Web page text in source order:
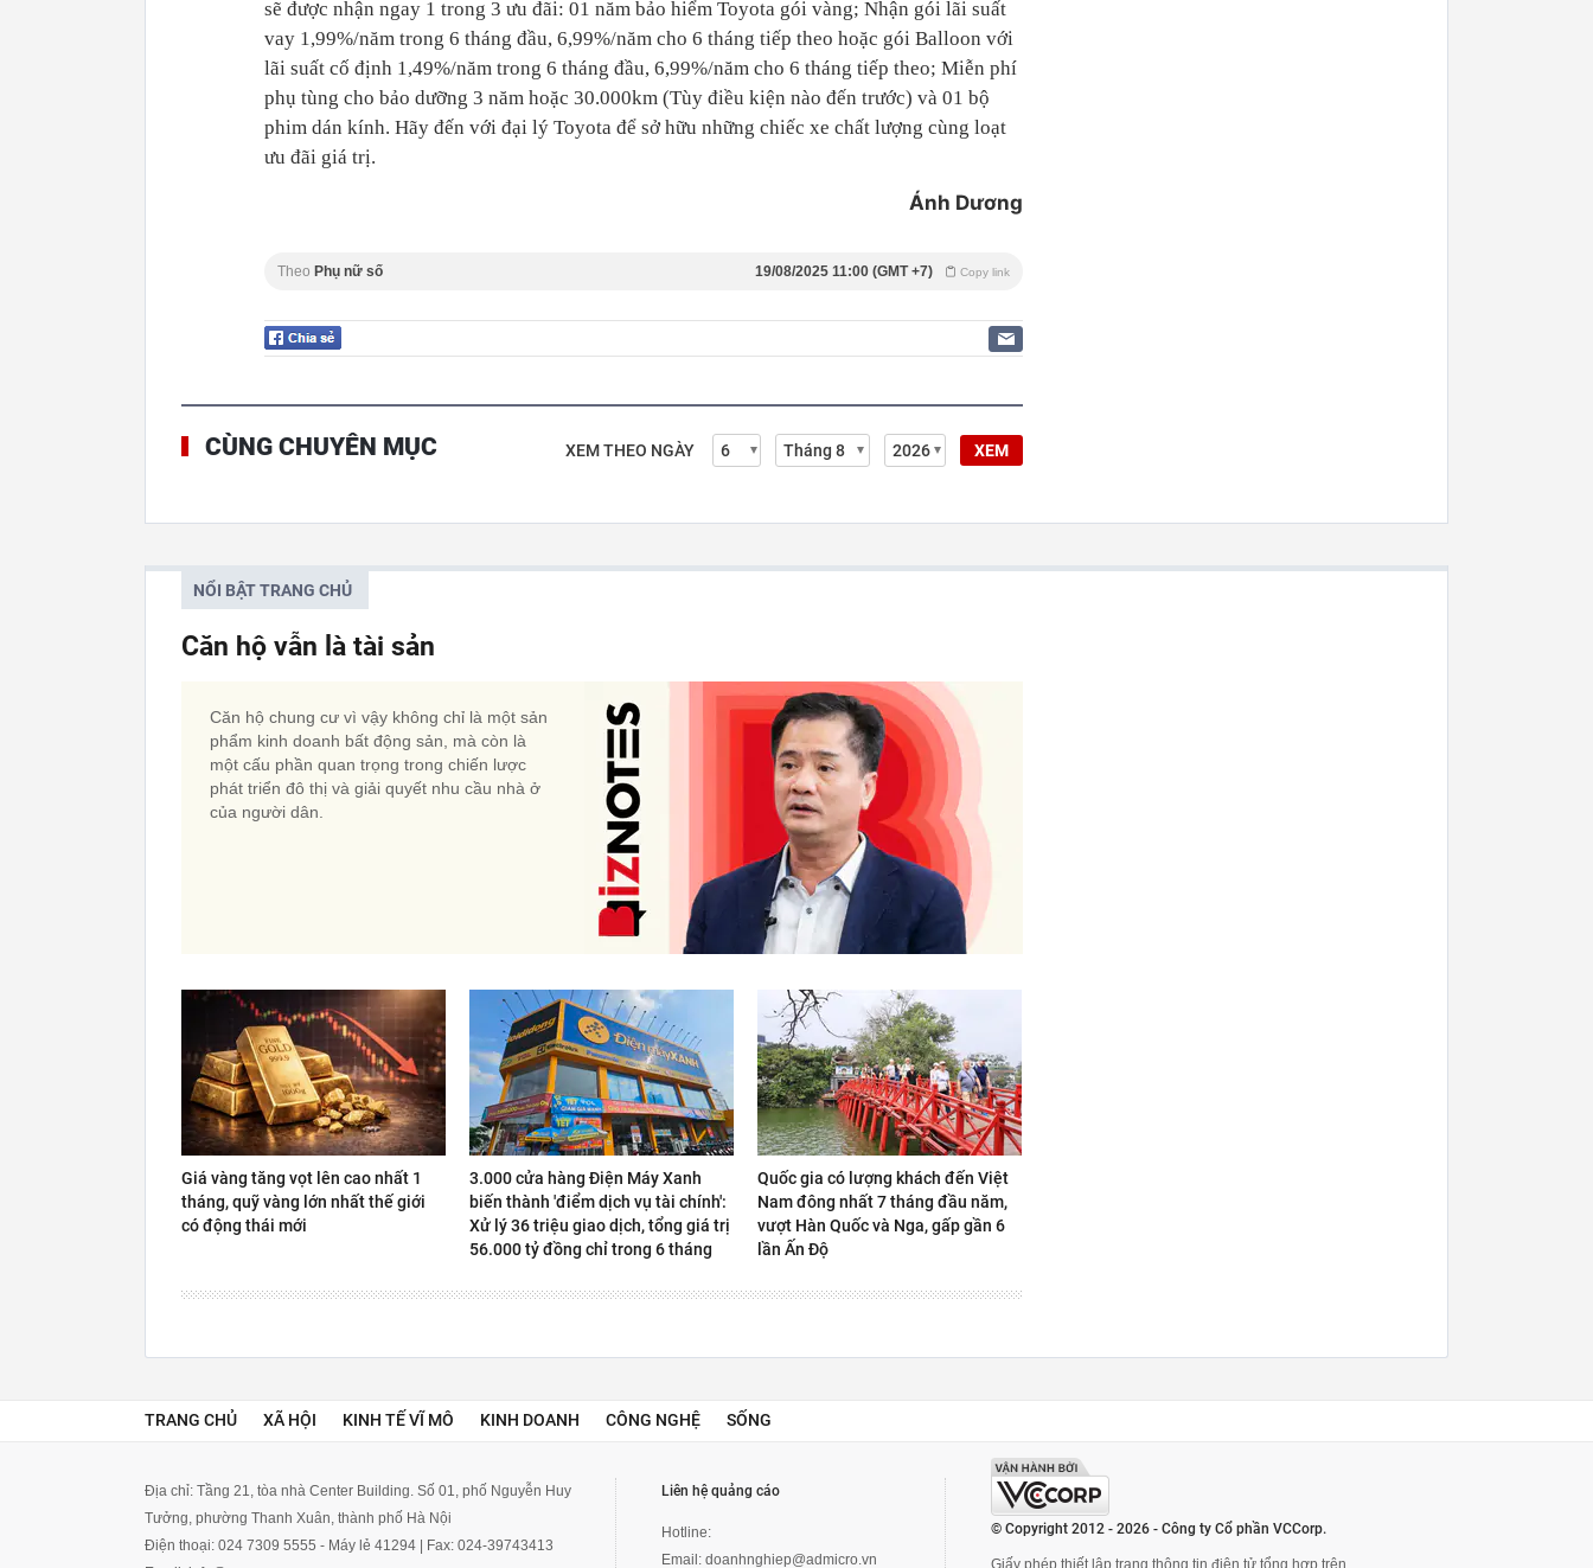
sẽ được nhận ngay 1 trong 3 ưu đãi: 01 năm bảo hiểm Toyota gói vàng; Nhận gói lãi suất
vay 1,99%/năm trong 6 tháng đầu, 6,99%/năm cho 6 tháng tiếp theo hoặc gói Balloon với
lãi suất cố định 1,49%/năm trong 6 tháng đầu, 6,99%/năm cho 6 tháng tiếp theo; Miễn phí
phụ tùng cho bảo dưỡng 3 năm hoặc 30.000km (Tùy điều kiện nào đến trước) và 01 bộ
phim dán kính. Hãy đến với đại lý Toyota để sở hữu những chiếc xe chất lượng cùng loạt
ưu đãi giá trị.
Ánh Dương
Theo Phụ nữ số Copy link
19/08/2025 11:00 (GMT +7)
CÙNG CHUYÊN MỤC XEM THEO NGÀY XEM
NỔI BẬT TRANG CHỦ
Căn hộ vẫn là tài sản
Căn hộ chung cư vì vậy không chỉ là một sản
phẩm kinh doanh bất động sản, mà còn là
một cấu phần quan trọng trong chiến lược
phát triển đô thị và giải quyết nhu cầu nhà ở
của người dân.
Giá vàng tăng vọt lên cao nhất 1
tháng, quỹ vàng lớn nhất thế giới
có động thái mới
3.000 cửa hàng Điện Máy Xanh
biến thành 'điểm dịch vụ tài chính':
Xử lý 36 triệu giao dịch, tổng giá trị
56.000 tỷ đồng chỉ trong 6 tháng
Quốc gia có lượng khách đến Việt
Nam đông nhất 7 tháng đầu năm,
vượt Hàn Quốc và Nga, gấp gần 6
lần Ấn Độ
TRANG CHỦ XÃ HỘI KINH TẾ VĨ MÔ KINH DOANH CÔNG NGHỆ SỐNG
Địa chỉ: Tầng 21, tòa nhà Center Building. Số 01, phố Nguyễn Huy
Tưởng, phường Thanh Xuân, thành phố Hà Nội
Điện thoại: 024 7309 5555 - Máy lẻ 41294 | Fax: 024-39743413
Liên hệ quảng cáo
Hotline:
Email: doanhnghiep@admicro.vn
© Copyright 2012 - 2026 - Công ty Cổ phần VCCorp.